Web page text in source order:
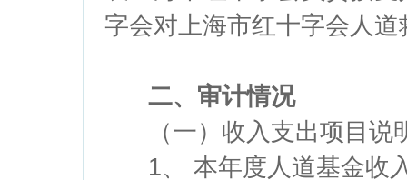
字会对上海市红十字会人
二、审计情况
（一）收入支出项目说
1、 本年度人道基金收入